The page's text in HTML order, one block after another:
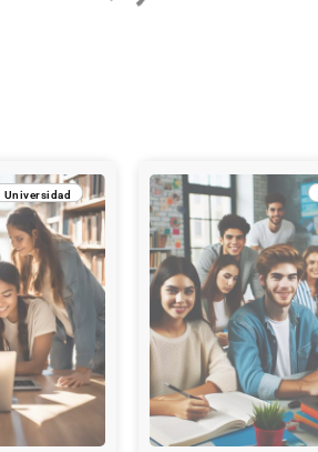
Universidad